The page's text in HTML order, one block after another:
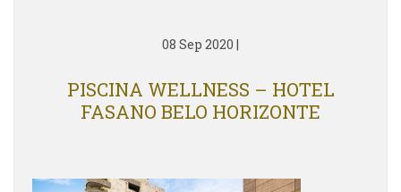
08 Sep 2020 |
PISCINA WELLNESS – HOTEL
FASANO BELO HORIZONTE